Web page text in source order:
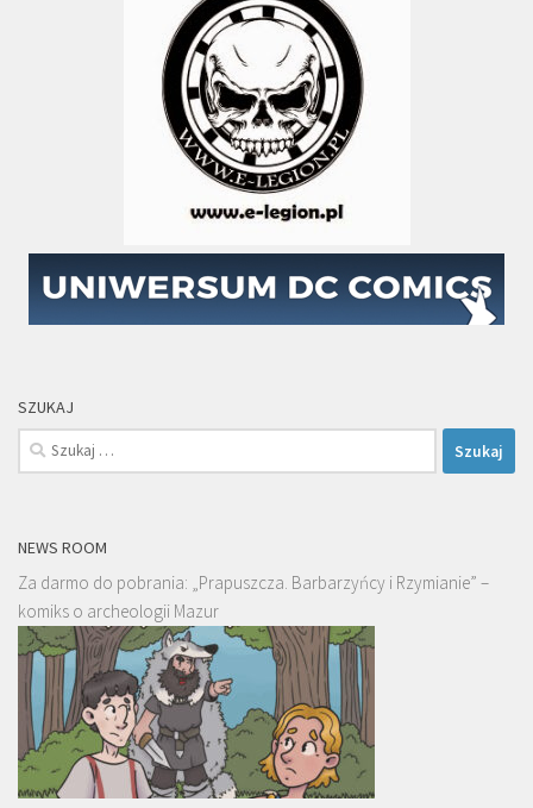
SZUKAJ
Szukaj:
NEWS ROOM
Za darmo do pobrania: „Prapuszcza. Barbarzyńcy i Rzymianie” –
komiks o archeologii Mazur